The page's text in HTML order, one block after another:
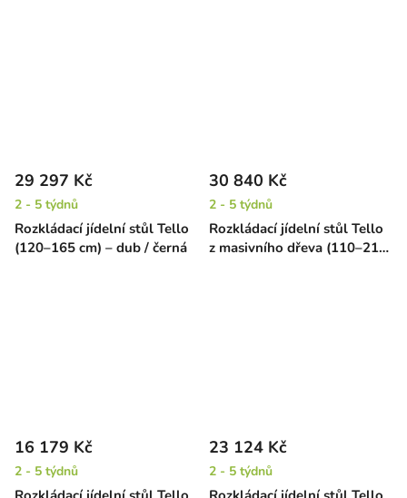
Rozkládací jídelní stůl Tello
(120–165 cm) – dub / černá
29 297 Kč
2 - 5 týdnů
Rozkládací jídelní stůl Tello
z masivního dřeva (110–210
30 840 Kč
2 - 5 týdnů
16 179 Kč
2 - 5 týdnů
23 124 Kč
2 - 5 týdnů